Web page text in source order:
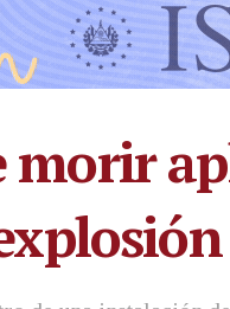
morir